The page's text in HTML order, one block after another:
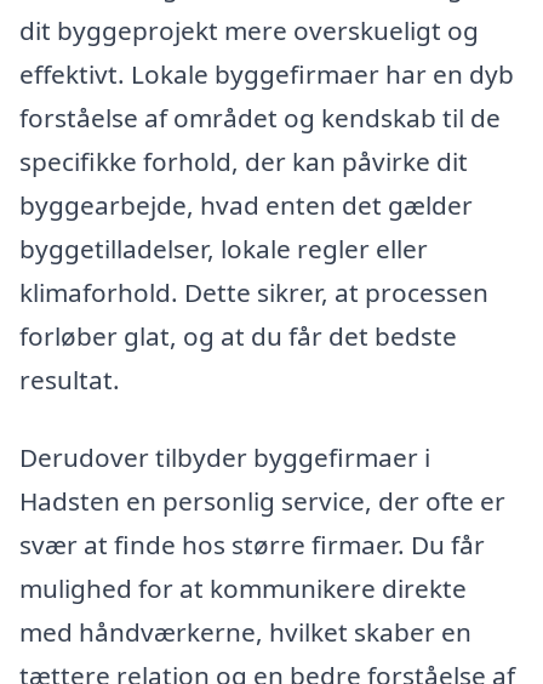
dit byggeprojekt mere overskueligt og
effektivt. Lokale byggefirmaer har en dyb
forståelse af området og kendskab til de
specifikke forhold, der kan påvirke dit
byggearbejde, hvad enten det gælder
byggetilladelser, lokale regler eller
klimaforhold. Dette sikrer, at processen
forløber glat, og at du får det bedste
resultat.
Derudover tilbyder byggefirmaer i
Hadsten en personlig service, der ofte er
svær at finde hos større firmaer. Du får
mulighed for at kommunikere direkte
med håndværkerne, hvilket skaber en
tættere relation og en bedre forståelse af